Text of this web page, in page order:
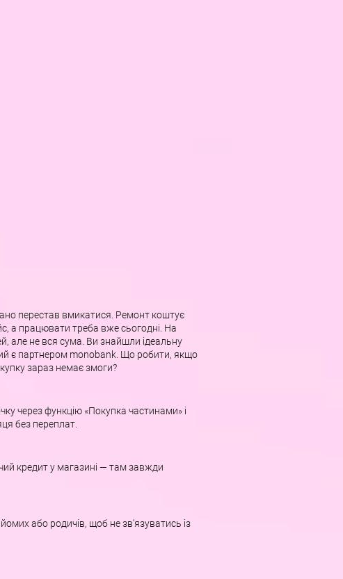
перестав вмикатися. Ремонт коштує
а працювати треба вже сьогодні. На
але не вся сума. Ви знайшли ідеальну
є партнером monobank. Що робити, якщо
зараз немає змоги?
через функцію «Покупка частинами» і
без переплат.
кредит у магазині — там завжди
або родичів, щоб не зв’язуватись із